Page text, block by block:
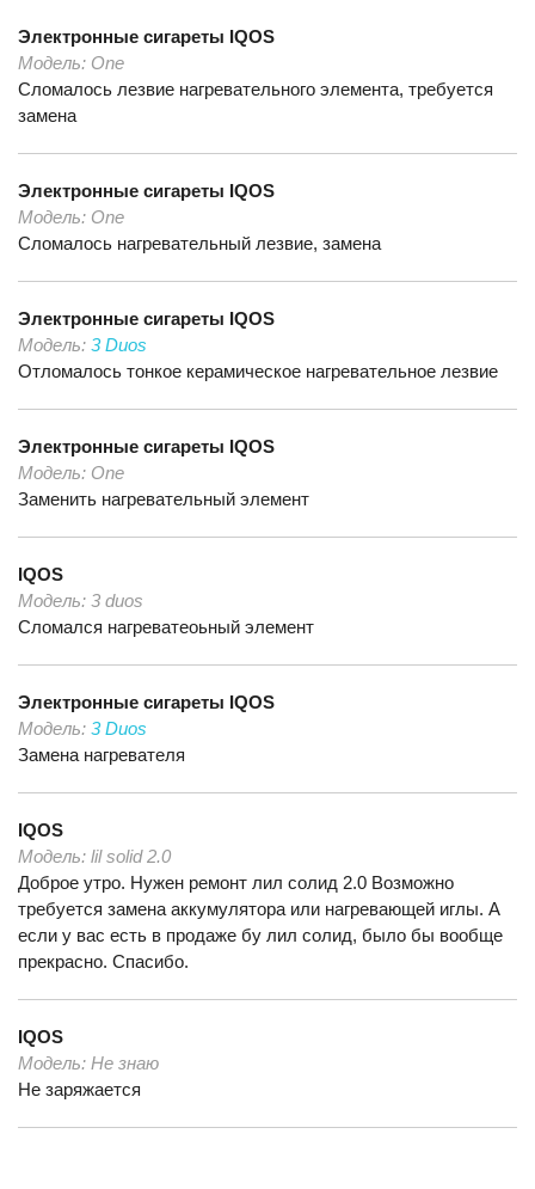
Электронные сигареты IQOS
Модель: One
Сломалось лезвие нагревательного элемента, требуется
замена
Электронные сигареты IQOS
Модель: One
Сломалось нагревательный лезвие, замена
Электронные сигареты IQOS
Модель: 3 Duos
Отломалось тонкое керамическое нагревательное лезвие
Электронные сигареты IQOS
Модель: One
Заменить нагревательный элемент
IQOS
Модель: 3 duos
Сломался нагреватеоьный элемент
Электронные сигареты IQOS
Модель: 3 Duos
Замена нагревателя
IQOS
Модель: lil solid 2.0
Доброе утро. Нужен ремонт лил солид 2.0 Возможно
требуется замена аккумулятора или нагревающей иглы. А
если у вас есть в продаже бу лил солид, было бы вообще
прекрасно. Спасибо.
IQOS
Модель: Не знаю
Не заряжается